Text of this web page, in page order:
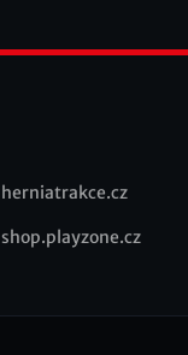
herniatrakce.cz
shop.playzone.cz